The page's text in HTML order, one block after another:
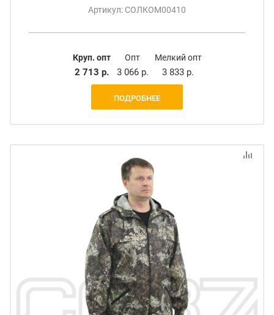
Артикул: СОЛКОМ00410
Круп. опт
2 713 р.
Опт
3 066 р.
Мелкий опт
3 833 р.
ПОДРОБНЕЕ